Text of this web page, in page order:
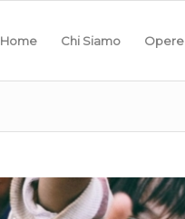
Home Chi Siamo Opere